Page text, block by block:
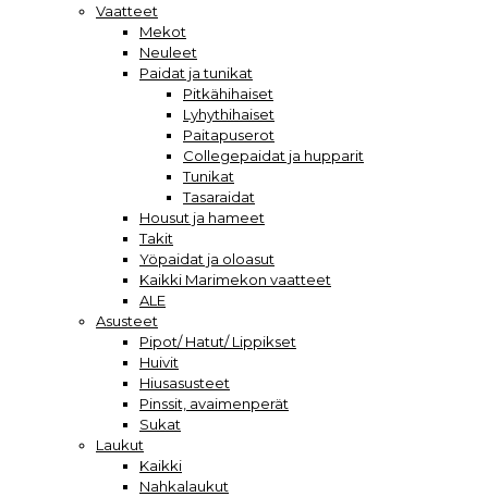
Vaatteet
Mekot
Neuleet
Paidat ja tunikat
Pitkähihaiset
Lyhythihaiset
Paitapuserot
Collegepaidat ja hupparit
Tunikat
Tasaraidat
Housut ja hameet
Takit
Yöpaidat ja oloasut
Kaikki Marimekon vaatteet
ALE
Asusteet
Pipot/ Hatut/ Lippikset
Huivit
Hiusasusteet
Pinssit, avaimenperät
Sukat
Laukut
Kaikki
Nahkalaukut